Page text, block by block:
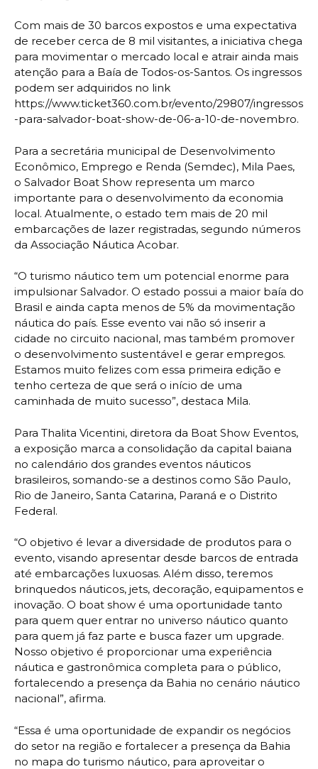
Com mais de 30 barcos expostos e uma expectativa
de receber cerca de 8 mil visitantes, a iniciativa chega
para movimentar o mercado local e atrair ainda mais
atenção para a Baía de Todos-os-Santos. Os ingressos
podem ser adquiridos no link
https://www.ticket360.com.br/evento/29807/ingressos
-para-salvador-boat-show-de-06-a-10-de-novembro.
Para a secretária municipal de Desenvolvimento
Econômico, Emprego e Renda (Semdec), Mila Paes,
o Salvador Boat Show representa um marco
importante para o desenvolvimento da economia
local. Atualmente, o estado tem mais de 20 mil
embarcações de lazer registradas, segundo números
da Associação Náutica Acobar.
“O turismo náutico tem um potencial enorme para
impulsionar Salvador. O estado possui a maior baía do
Brasil e ainda capta menos de 5% da movimentação
náutica do país. Esse evento vai não só inserir a
cidade no circuito nacional, mas também promover
o desenvolvimento sustentável e gerar empregos.
Estamos muito felizes com essa primeira edição e
tenho certeza de que será o início de uma
caminhada de muito sucesso”, destaca Mila.
Para Thalita Vicentini, diretora da Boat Show Eventos,
a exposição marca a consolidação da capital baiana
no calendário dos grandes eventos náuticos
brasileiros, somando-se a destinos como São Paulo,
Rio de Janeiro, Santa Catarina, Paraná e o Distrito
Federal.
“O objetivo é levar a diversidade de produtos para o
evento, visando apresentar desde barcos de entrada
até embarcações luxuosas. Além disso, teremos
brinquedos náuticos, jets, decoração, equipamentos e
inovação. O boat show é uma oportunidade tanto
para quem quer entrar no universo náutico quanto
para quem já faz parte e busca fazer um upgrade.
Nosso objetivo é proporcionar uma experiência
náutica e gastronômica completa para o público,
fortalecendo a presença da Bahia no cenário náutico
nacional”, afirma.
“Essa é uma oportunidade de expandir os negócios
do setor na região e fortalecer a presença da Bahia
no mapa do turismo náutico, para aproveitar o